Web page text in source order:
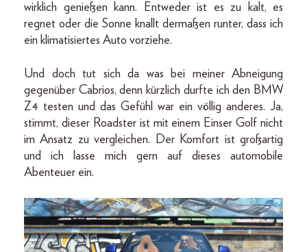
wirklich genießen kann. Entweder ist es zu kalt, es
regnet oder die Sonne knallt dermaßen runter, dass ich
ein klimatisiertes Auto vorziehe.
Und doch tut sich da was bei meiner Abneigung
gegenüber Cabrios, denn kürzlich durfte ich den BMW
Z4 testen und das Gefühl war ein völlig anderes. Ja,
stimmt, dieser Roadster ist mit einem Einser Golf nicht
im Ansatz zu vergleichen. Der Komfort ist großartig
und ich lasse mich gern auf dieses automobile
Abenteuer ein.